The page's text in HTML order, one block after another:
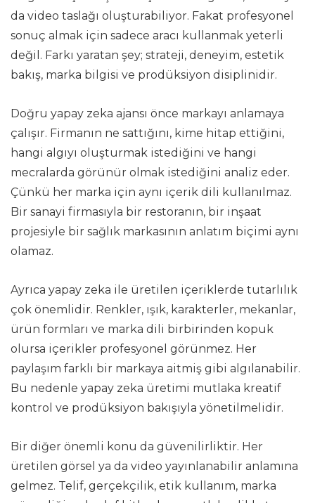
da video taslağı oluşturabiliyor. Fakat profesyonel
sonuç almak için sadece aracı kullanmak yeterli
değil. Farkı yaratan şey; strateji, deneyim, estetik
bakış, marka bilgisi ve prodüksiyon disiplinidir.
Doğru yapay zeka ajansı önce markayı anlamaya
çalışır. Firmanın ne sattığını, kime hitap ettiğini,
hangi algıyı oluşturmak istediğini ve hangi
mecralarda görünür olmak istediğini analiz eder.
Çünkü her marka için aynı içerik dili kullanılmaz.
Bir sanayi firmasıyla bir restoranın, bir inşaat
projesiyle bir sağlık markasının anlatım biçimi aynı
olamaz.
Ayrıca yapay zeka ile üretilen içeriklerde tutarlılık
çok önemlidir. Renkler, ışık, karakterler, mekanlar,
ürün formları ve marka dili birbirinden kopuk
olursa içerikler profesyonel görünmez. Her
paylaşım farklı bir markaya aitmiş gibi algılanabilir.
Bu nedenle yapay zeka üretimi mutlaka kreatif
kontrol ve prodüksiyon bakışıyla yönetilmelidir.
Bir diğer önemli konu da güvenilirliktir. Her
üretilen görsel ya da video yayınlanabilir anlamına
gelmez. Telif, gerçekçilik, etik kullanım, marka